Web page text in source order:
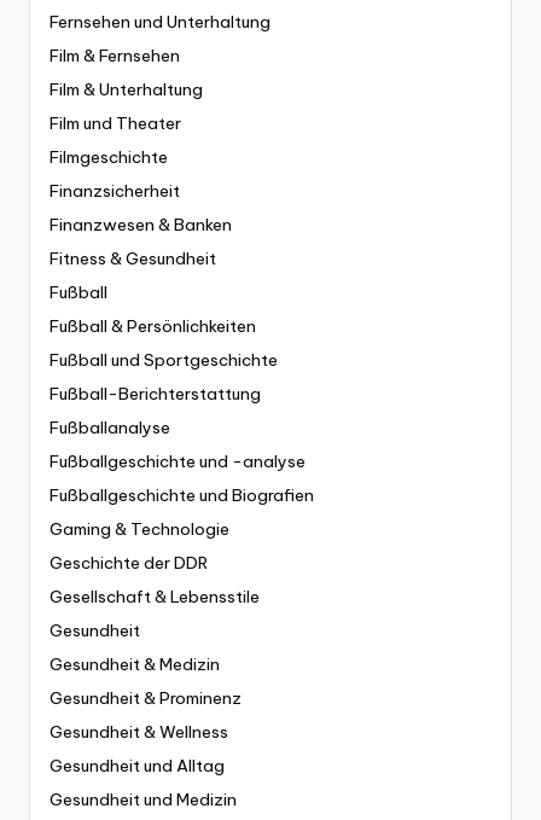
Fernsehen und Unterhaltung
Film & Fernsehen
Film & Unterhaltung
Film und Theater
Filmgeschichte
Finanzsicherheit
Finanzwesen & Banken
Fitness & Gesundheit
Fußball
Fußball & Persönlichkeiten
Fußball und Sportgeschichte
Fußball-Berichterstattung
Fußballanalyse
Fußballgeschichte und -analyse
Fußballgeschichte und Biografien
Gaming & Technologie
Geschichte der DDR
Gesellschaft & Lebensstile
Gesundheit
Gesundheit & Medizin
Gesundheit & Prominenz
Gesundheit & Wellness
Gesundheit und Alltag
Gesundheit und Medizin